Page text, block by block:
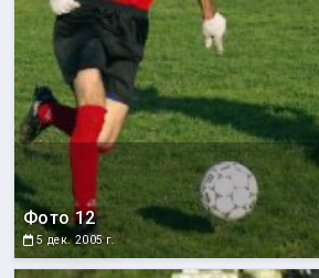
Фото 12
5 дек. 2005 г.